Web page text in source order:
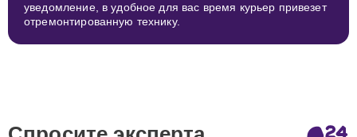
уведомление, в удобное для вас время курьер привезет
отремонтированную технику.